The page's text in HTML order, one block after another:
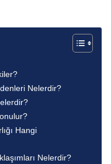
Nelerdir?
Hangi
Nelerdir?